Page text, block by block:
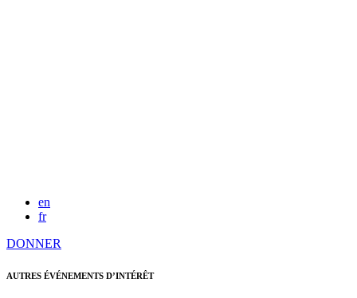
en
fr
DONNER
AUTRES ÉVÉNEMENTS D’INTÉRÊT